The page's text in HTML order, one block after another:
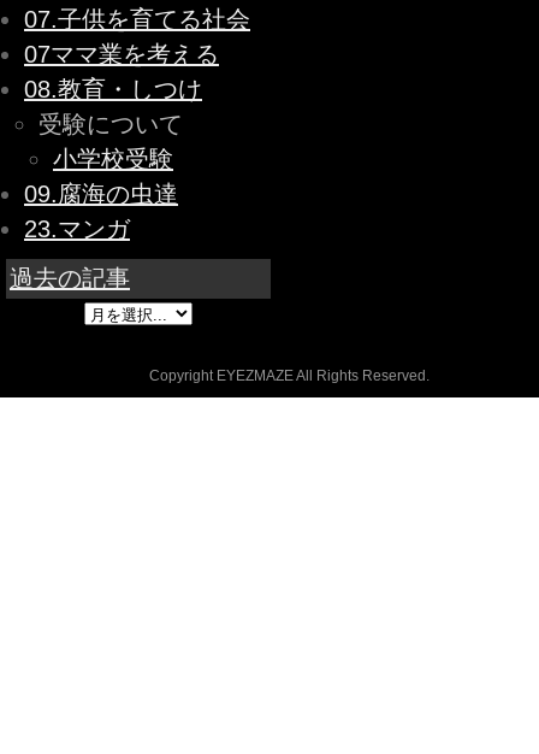
07.子供を育てる社会
07ママ業を考える
08.教育・しつけ
受験について
小学校受験
09.腐海の虫達
23.マンガ
過去の記事
Copyright EYEZMAZE All Rights Reserved.